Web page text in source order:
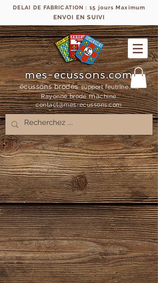
DELAI DE FABRICATION : 15 jours Maximum
ENVOI EN SUIVI
mes-ecussons.com
écussons brodés support feutrine, fil
Rayonne brodémachine
contact@mes-ecussons.com